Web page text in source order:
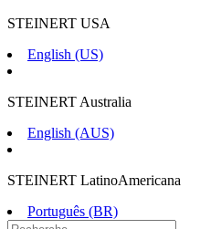
STEINERT USA
English (US)
STEINERT Australia
English (AUS)
STEINERT LatinoAmericana
Português (BR)